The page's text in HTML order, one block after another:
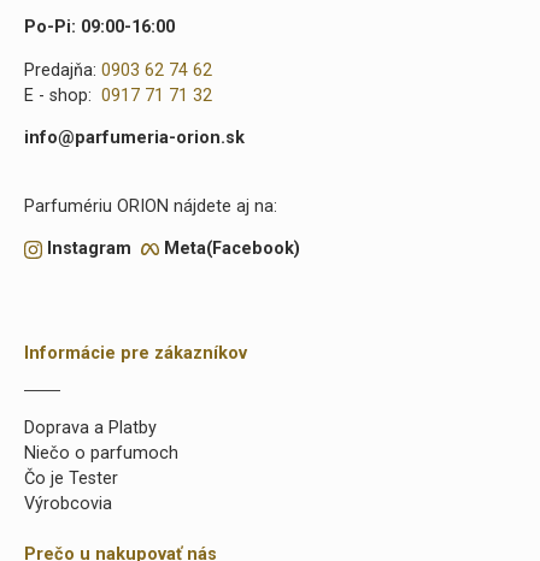
Po-Pi: 09:00-16:00
Predajňa: 0903 62 74 62
E - shop: 0917 71 71 32
info@parfumeria-orion.sk
Parfumériu ORION nájdete aj na:
Instagram Meta(Facebook)
Informácie pre zákazníkov
Doprava a Platby
Niečo o parfumoch
Čo je Tester
Výrobcovia
Prečo u nakupovať nás